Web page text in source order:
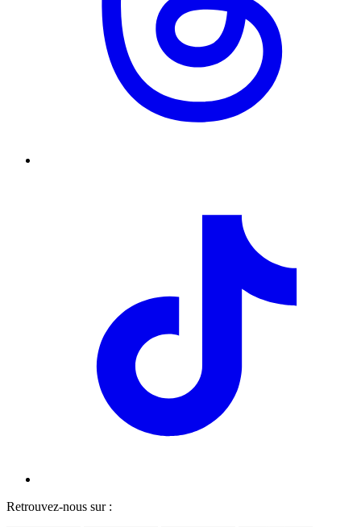
Retrouvez-nous sur :